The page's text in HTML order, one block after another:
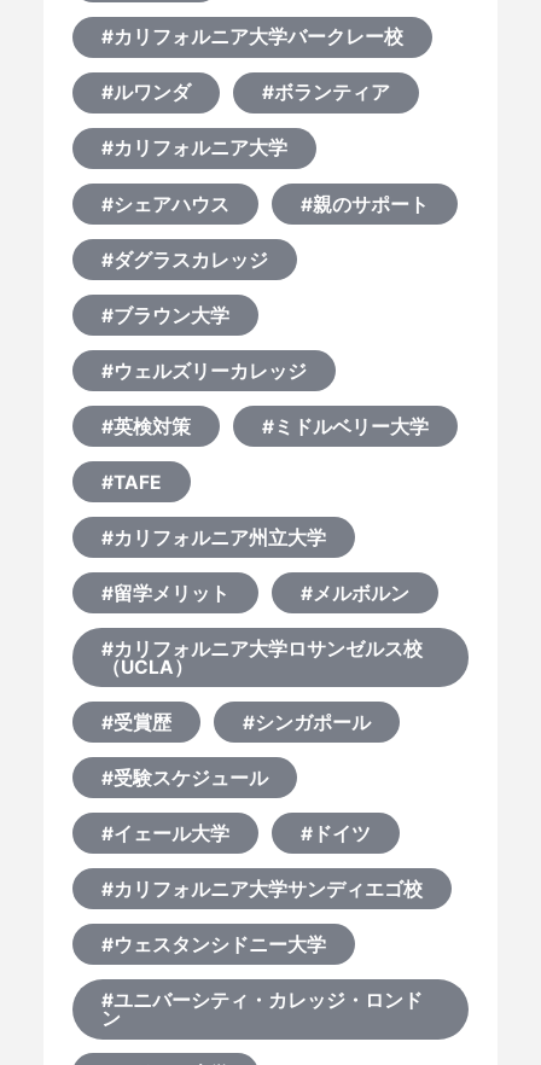
#カリフォルニア大学バークレー校
#ルワンダ #ボランティア
#カリフォルニア大学
#シェアハウス #親のサポート
#ダグラスカレッジ
#ブラウン大学
#ウェルズリーカレッジ
#英検対策 #ミドルベリー大学
#TAFE
#カリフォルニア州立大学
#留学メリット #メルボルン
#カリフォルニア大学ロサンゼルス校
（UCLA）
#受賞歴 #シンガポール
#受験スケジュール
#イェール大学 #ドイツ
#カリフォルニア大学サンディエゴ校
#ウェスタンシドニー大学
#ユニバーシティ・カレッジ・ロンド
ン